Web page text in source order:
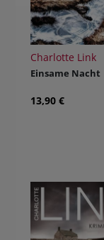
Charlotte Link
Einsame Nacht
13,90 €